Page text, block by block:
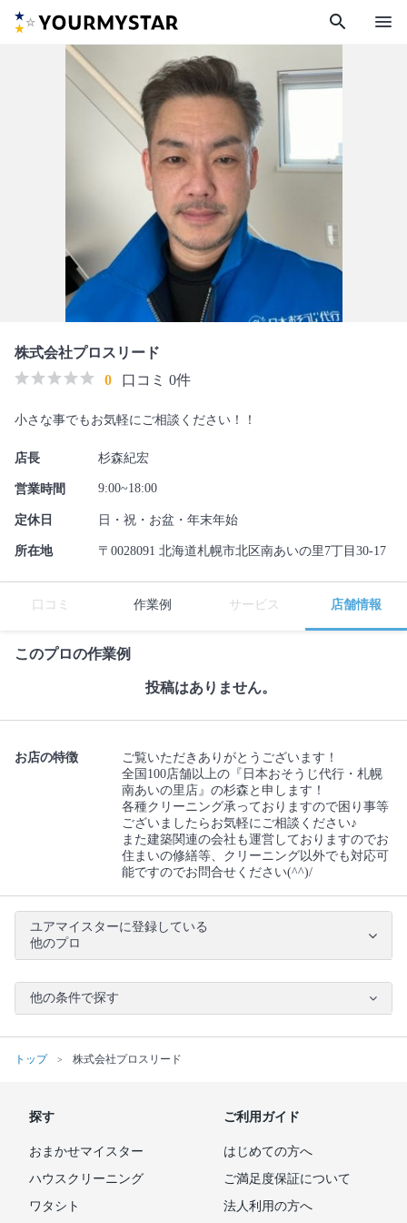
search menu
株式会社プロスリード
0
口コミ 0件
小さな事でもお気軽にご相談ください！！
店長 杉森紀宏
営業時間 9:00~18:00
定休日 日・祝・お盆・年末年始
所在地 〒0028091 北海道札幌市北区南あいの里7丁目30-17
口コミ 作業例 サービス 店舗情報
このプロの作業例
投稿はありません。
お店の特徴
ご覧いただきありがとうございます！
全国100店舗以上の『日本おそうじ代行・札幌
南あいの里店』の杉森と申します！
各種クリーニング承っておりますので困り事等
ございましたらお気軽にご相談ください♪
また建築関連の会社も運営しておりますのでお
住まいの修繕等、クリーニング以外でも対応可
能ですのでお問合せください(^^)/
ユアマイスターに登録している
他のプロ
他の条件で探す
トップ 株式会社プロスリード
探す
おまかせマイスター
ハウスクリーニング
ワタシト
ご利用ガイド
はじめての方へ
ご満足度保証について
法人利用の方へ